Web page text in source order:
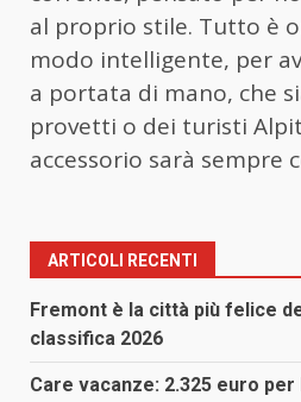
al proprio stile. Tutto è
modo intelligente, per
a portata di mano, che
provetti o dei turisti
accessorio sarà sempre
ARTICOLI RECENTI
Fremont è la città più felice
classifica 2026
Care vacanze: 2.325 euro